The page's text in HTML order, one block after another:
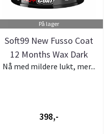
På lager
Soft99 New Fusso Coat
12 Months Wax Dark
Nå med mildere lukt, mer...
398,-